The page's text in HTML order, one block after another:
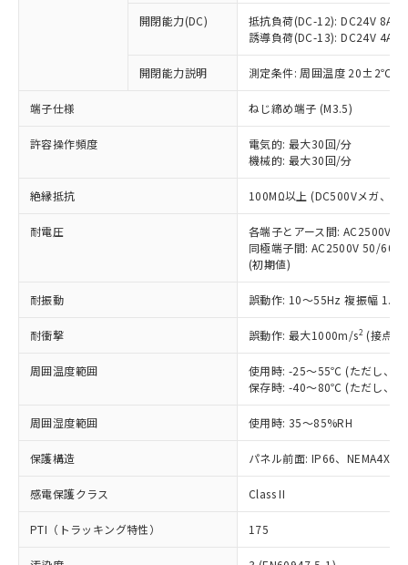
開閉能力(DC)
抵抗負荷(DC-12): DC24V 8A/
誘導負荷(DC-13): DC24V 4A/
開閉能力説明 測定条件: 周囲温度 20±2℃、
端子仕様 ねじ締め端子 (M3.5)
許容操作頻度
電気的: 最大30回/分
機械的: 最大30回/分
絶縁抵抗 100MΩ以上 (DC500Vメガ、点
耐電圧
各端子とアース間: AC2500V
同極端子間: AC2500V 50/
(初期値)
耐振動 誤動作: 10～55Hz 複振幅
耐衝撃 誤動作: 最大1000m/s2 (接点
周囲温度範囲
使用時: -25～55℃ (ただし、氷
保存時: -40～80℃ (ただし、氷
周囲湿度範囲 使用時: 35～85%RH
保護構造 パネル前面: IP66、NEMA4X,
感電保護クラス Class II
PTI（トラッキング特性） 175
ことをご了承ください。
在庫状況および標準価格照会結果は、
記載している更新日時点での社内デー
タに基づき作成されるものであり、閲
覧された時点での実際の在庫および標
準価格とは異なる場合があることをご
正式な納期状況および標準価格はお客
様のお取引先、またはお客様担当のオ
ムロン制御機器販売店・当社販売員に
オムロン制御機器販売店や当社販売拠
販売ネットワーク
」をご確認
在庫状況および標準価格結果を当社の
事前の承諾なく第三者に漏洩または開
示しないようお願いします。
マイパーツ機能（部品リスト作成サー
ビス）をご利用いただくには、I-Web
メンバーズにご登録されている必要が
お客様が当ウェブサイト上で当社にご
登録された部品リストについて、当社
および当社の共同利用者が、当社の製
品・サービスに関するお客様との取
引・商談に必要な範囲で利用すること
※当社の共同利用者とは、"個人情報
の「1.共同利
いたものが、含有品と判明した場合などや
むを得ず変更することがあります。
*EU RoHS指令（10物質）：
鉛(Pb) 1000ppm以下、 水銀(Hg) 1000ppm以下、 カド
六価クロム(Cr(Ⅵ)) 1000ppm以下、ポリ臭化ビフェニル
類(PBB) 1000ppm以下、ポリ臭化ジフェニルエーテル類
(PBDE) 1000ppm以下、フタル酸ビス(2-エチルヘキシ
ル) (DEHP)(別名：DOP) 1000ppm以下、フタル酸ブチ
ルベンジル（BBP） 1000ppm以下、フタル酸ジブチル
（DBP） 1000ppm以下、フタル酸ジイソブチル
(DIBP) 1000ppm以下
但し、RoHS指令で産業用監視および制御機器に対する
フタル酸エステル類の４物質については閾値を超える意
図的な使用がないことを確認しています。
部品在庫の切り替え状況などにより、予定
月が前後することがあります。
※3 非含有証明書ダウンロード
下記の非含有証明書をダウンロードするこ
とができます。
EU RoHS指令（10物質）の非含有証明書
51物質の非含有証明書（当社基準）
基準値を超えていることを示します。
「－」：未確認です。当社販売部門へお問
ム) : 100ppm、
Cr(Ⅵ)(六価クロム) : 1000ppm、 PBBs(ポリ臭化ビフェ
ニル類) : 1000ppm、 PBDEs(ポリ臭化ジフェニルエーテ
ル類) : 1000ppm、
DBP(フタル酸ジブチル) : 1000ppm、 DIBP(フタル酸ジ
イソブチル) : 1000ppm、 BBP(フタル酸ブチルベンジ
ル) : 1000ppm、
DEHP(フタル酸ビス(2-エチルヘキシル)) : 1000ppm
「ｅ」：有害物質（10物質）のすべてが基
準値以下であることを示します。
「10」：通常の使用状況下において有害物
質が外部に漏えいし、環境に深刻な影響を
及ぼさない年数を意味します。
「－」：未確認です。当社販売部門へお問
い合わせください。
当社は、これら貴社製品のうち、外国
為替および外国貿易法に定める商品
（以下｢規制貨物等」という）を輸出
または国外への提供する場合は、日本
国政府の輸出許可(または役務取引許
可)を取得するなどの必要な手続きを
当社は規制貨物を破棄する場合は、完
全に破砕するなど、違法に輸出されな
いよう必要な手段を講じます。
当社は貴社製品を、核兵器、ミサイ
ル、化学兵器、生物兵器またはその他
武器並びにこれらの製造装置等に一切
当社は、貴社製品を第三者に販売する
場合は、上記1、2および3の内容を当
該第三者に通知します。また当社は、
販売先および販売に係わる関係者が違
法に輸出するおそれがある場合は、取
り引きをいたしません。
キャンセル
説明
○ 一定数以上の在庫あり
一定数には満たないが在庫あり
在庫なし(最新の在庫状況につ
いては、お客様のお取引先、ま
たはお客様担当のオムロン制御
機器販売店・当社販売員にご確
白
受注生産機種、また在庫状況の
情報を公開していない機種